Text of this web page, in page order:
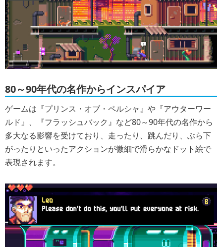
80～90年代の名作からインスパイア
ゲームは『プリンス・オブ・ペルシャ』や『アウターワー
ルド』、『フラッシュバック』など80～90年代の名作から
多大なる影響を受けており、走ったり、跳んだり、ぶら下
がったりといったアクションが微細で滑らかなドット絵で
表現されます。